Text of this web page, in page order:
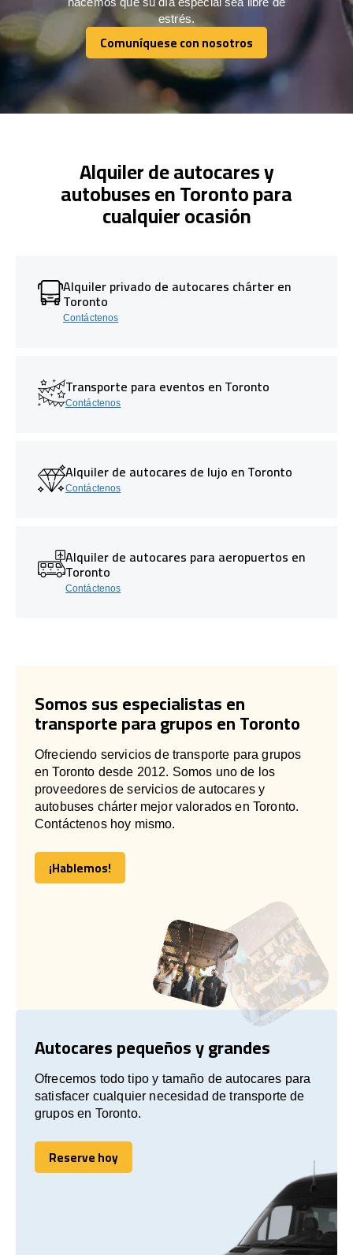
estrés.
Comuníquese con nosotros
Comuníquese con nosotros
Alquiler de autocares y
autobuses en Toronto para
cualquier ocasión
Alquiler privado de autocares chárter en
Toronto
Contáctenos
Transporte para eventos en Toronto
Contáctenos
Alquiler de autocares de lujo en Toronto
Contáctenos
Alquiler de autocares para aeropuertos en
Toronto
Contáctenos
Somos sus especialistas en
transporte para grupos en Toronto
Ofreciendo servicios de transporte para grupos
en Toronto desde 2012. Somos uno de los
proveedores de servicios de autocares y
autobuses chárter mejor valorados en Toronto.
Contáctenos hoy mismo.
¡Hablemos!
¡Hablemos!
Autocares pequeños y grandes
Ofrecemos todo tipo y tamaño de autocares para
satisfacer cualquier necesidad de transporte de
grupos en Toronto.
Reserve hoy
Reserve hoy